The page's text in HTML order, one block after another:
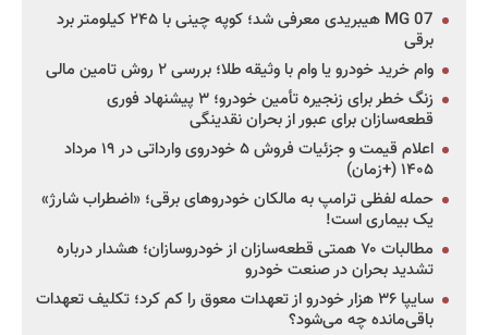
MG 07 هیبریدی معرفی شد؛ کوپه چینی با ۲۴۵ کیلومتر برد
برقی
وام خرید خودرو یا وام با وثیقه طلا؛ بررسی ۲ روش تامین مالی
زنگ خطر برای زنجیره تأمین خودرو؛ ۳ پیشنهاد فوری
قطعه‌سازان برای عبور از بحران نقدینگی
اعلام قیمت و جزئیات فروش ۵ خودروی وارداتی در ۱۹ مرداد
۱۴۰۵ (+زمان)
حمله لفظی ترامپ به مالکان خودروهای برقی؛ «اضطراب شارژ»
یک بیماری است!
مطالبات ۷۰ همتی قطعه‌سازان از خودروسازان؛ هشدار درباره
تشدید بحران در صنعت خودرو
سایپا ۳۶ هزار خودرو از تعهدات معوق را کم کرد؛ تکلیف تعهدات
باقی‌مانده چه می‌شود؟